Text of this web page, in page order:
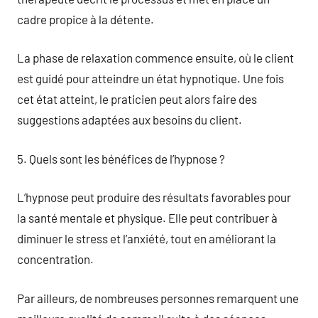
cadre propice à la détente.
La phase de relaxation commence ensuite, où le client
est guidé pour atteindre un état hypnotique. Une fois
cet état atteint, le praticien peut alors faire des
suggestions adaptées aux besoins du client.
5. Quels sont les bénéfices de l’hypnose ?
L’hypnose peut produire des résultats favorables pour
la santé mentale et physique. Elle peut contribuer à
diminuer le stress et l’anxiété, tout en améliorant la
concentration.
Par ailleurs, de nombreuses personnes remarquent une